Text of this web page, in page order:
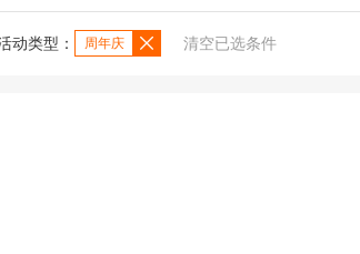
动类型： 周年庆 清空已选条件